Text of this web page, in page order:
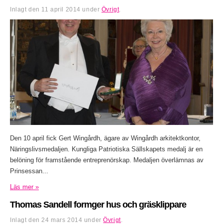
Inlagt den 11 april 2014 under Övrigt.
Den 10 april fick Gert Wingårdh, ägare av Wingårdh arkitektkontor,
Näringslivsmedaljen. Kungliga Patriotiska Sällskapets medalj är en
belöning för framstående entreprenörskap. Medaljen överlämnas av
Prinsessan...
Läs mer »
Thomas Sandell formger hus och gräsklippare
Inlagt den24 mars 2014 underÖvrigt.